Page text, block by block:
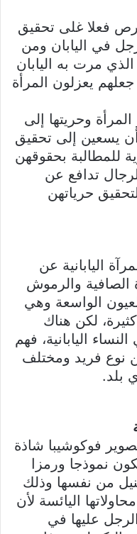
فعلا غلى تحقيق
في اليابان ومن
مرت به اليابان
يعزلون المرأة
وحريتها إلى
يسعين إلى تحقيق
للمطالبة بحقوقهن
تدافع عن
حرياتهن
اليابانية عن
الصافية والرموش
الواسعة وهي
لكن هناك
اليابانية، فهم
نوع فريد ومختلف
بلد.
فوكوشيبا شاذة
نموذجا ورمزا
من نفسها وذلك
اليائسة لأن
عليها في